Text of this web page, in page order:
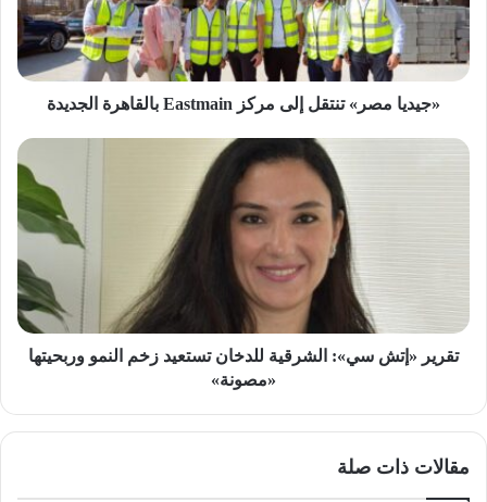
Eastmain
بالقاهرة
الجديدة
«جيديا مصر» تنتقل إلى مركز Eastmain بالقاهرة الجديدة
تقرير
تستعيد
النمو
وربحيتها
«مصونة»
تقرير «إتش سي»: الشرقية للدخان تستعيد زخم النمو وربحيتها
«مصونة»
مقالات ذات صلة